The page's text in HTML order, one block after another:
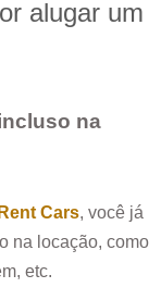
alugar um
na
Rent Cars, você já
na locação, como
etc.